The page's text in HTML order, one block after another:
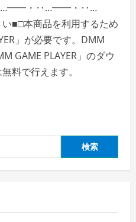
・‥…━━・‥…
本商品を利用するため
」が必要です。DMM
GAME PLAYER」のダウ
料で行えます。